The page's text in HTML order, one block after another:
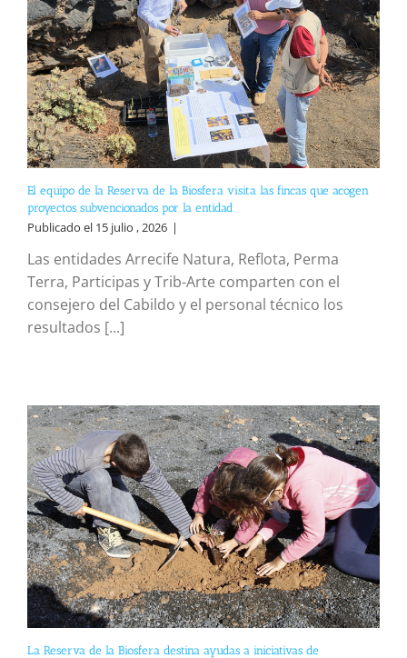
El equipo de la Reserva de la Biosfera visita las fincas que acogen
proyectos subvencionados por la entidad
Publicado el 15 julio , 2026 |
Las entidades Arrecife Natura, Reflota, Perma
Terra, Participas y Trib-Arte comparten con el
consejero del Cabildo y el personal técnico los
resultados [...]
La Reserva de la Biosfera destina ayudas a iniciativas de